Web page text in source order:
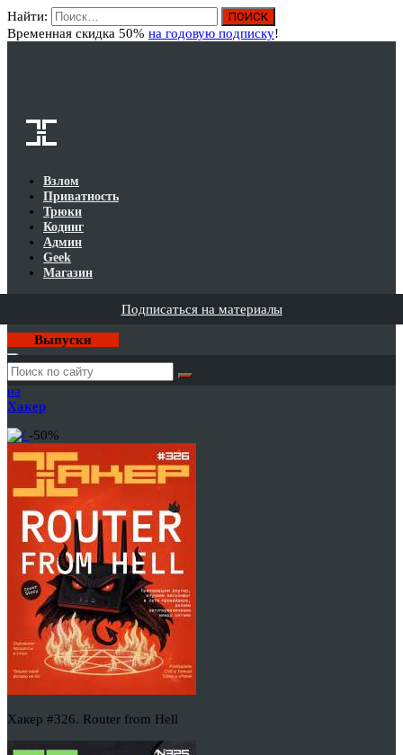
Найти:
Временная скидка 50% на годовую подписку!
Взлом
Приватность
Трюки
Кодинг
Админ
Geek
Магазин
Подписаться на материалы
Выпуски
Годовая
подписка
на
Хакер
-50%
Хакер #326. Router from Hell